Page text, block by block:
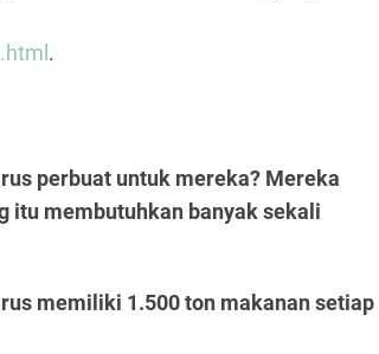
.
perbuat untuk mereka? Mereka
itu membutuhkan banyak sekali
memiliki 1.500 ton makanan setiap